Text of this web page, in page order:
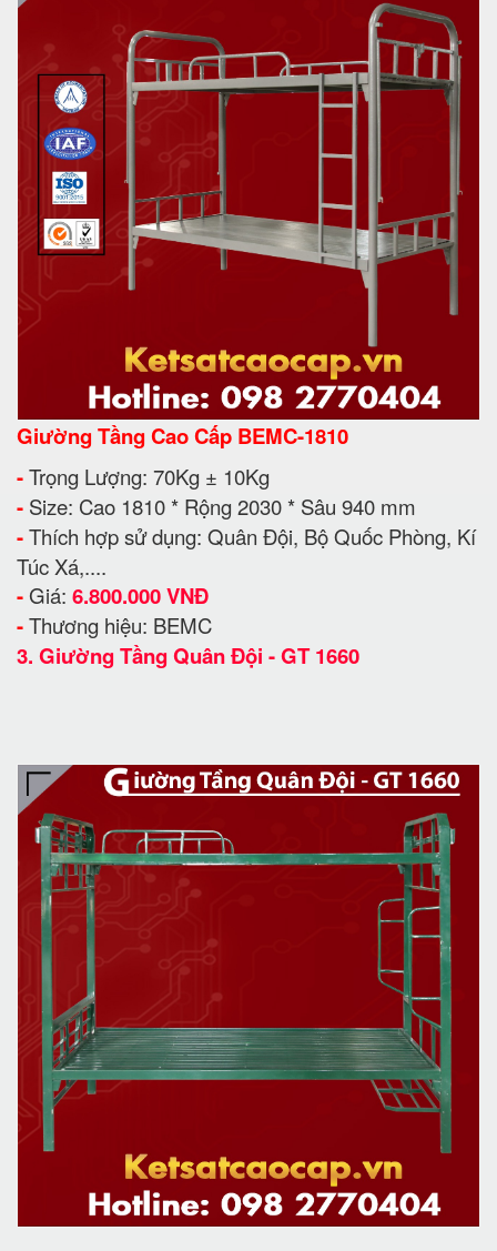
Giường Tầng Cao Cấp BEMC-1810
-Trọng Lượng: 70Kg ± 10Kg
- Size: Cao 1810 * Rộng 2030 * Sâu 940 mm
-Thích hợp sử dụng: Quân Đội, Bộ Quốc Phòng, Kí
Túc Xá,....
- Giá: 6.800.000 VNĐ
-Thương hiệu: BEMC
3. Giường Tầng Quân Đội - GT 1660